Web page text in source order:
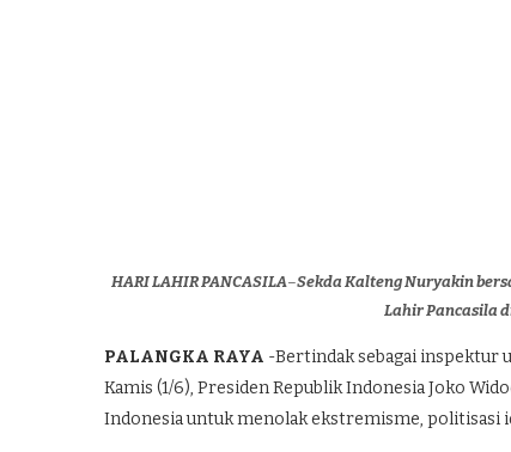
HARI LAHIR PANCASILA–Sekda Kalteng Nuryakin
Lahir Pancasila
PALANGKA RAYA -Bertindak sebagai inspektur
Kamis (1/6), Presiden Republik Indonesia Joko
Indonesia untuk menolak ekstremisme, politisasi